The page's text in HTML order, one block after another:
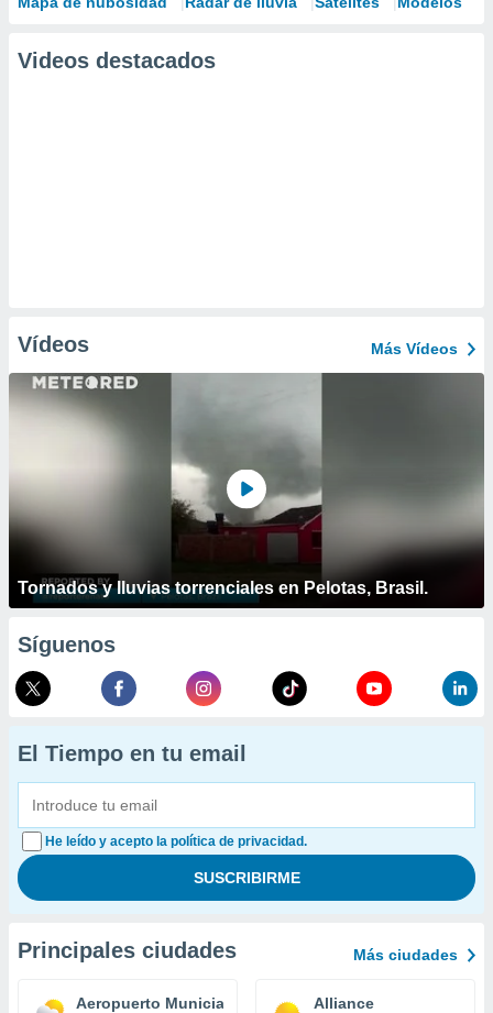
Videos destacados
Vídeos Más Vídeos
Tornados y lluvias torrenciales en Pelotas, Brasil.
Síguenos
El Tiempo en tu email
He leído y acepto la política de privacidad.
Principales ciudades Más ciudades
Aeropuerto Municial O'Neill Alliance